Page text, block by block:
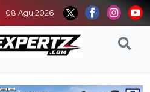
08 Agu 2026